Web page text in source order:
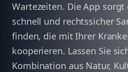
Wartezeiten. Die App sorgt
schnell und rechtssicher
finden, die mit Ihrer
kooperieren. Lassen Sie
Kombination aus Natur,